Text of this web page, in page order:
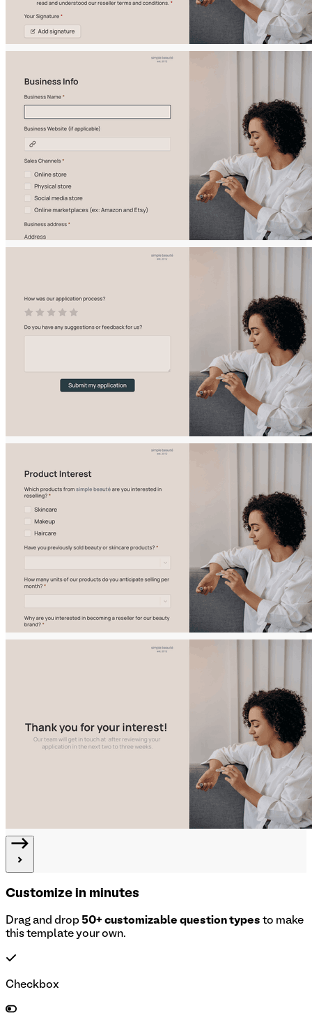
Customize in minutes
Drag and drop 50+ customizable question types to make
this template your own.
Checkbox